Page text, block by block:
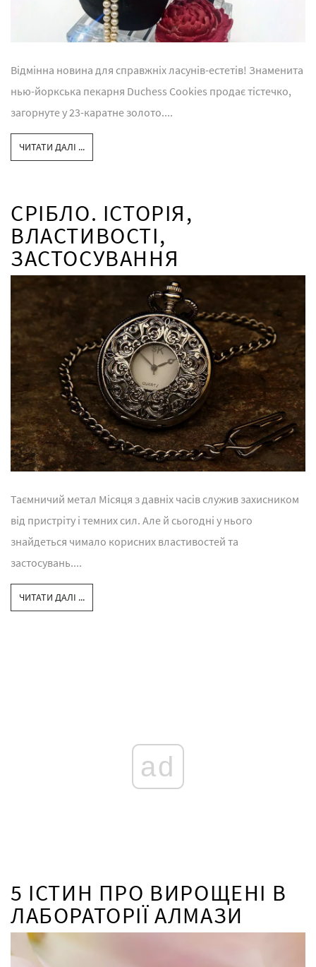
Відмінна новина для справжніх ласунів-естетів! Знаменита
нью-йоркська пекарня Duchess Cookies продає тістечко,
загорнуте у 23-каратне золото....
ЧИТАТИ ДАЛІ ...
СРІБЛО. ІСТОРІЯ,
ВЛАСТИВОСТІ,
ЗАСТОСУВАННЯ
Таємничий метал Місяця з давніх часів служив захисником
від пристріту і темних сил. Але й сьогодні у нього
знайдеться чимало корисних властивостей та
застосувань....
ЧИТАТИ ДАЛІ ...
ad
5 ІСТИН ПРО ВИРОЩЕНІ В
ЛАБОРАТОРІЇ АЛМАЗИ